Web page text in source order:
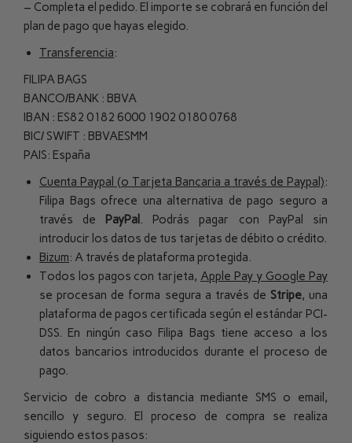
– Completa el pedido. El importe se cobrará en función del
plan de pago que hayas elegido.
Transferencia:
FILIPA BAGS
BANCO/BANK : BBVA
IBAN : ES82 0182 6000 1902 0180 0768
BIC/ SWIFT : BBVAESMM
PAIS: España
Cuenta Paypal (o Tarjeta Bancaria a través de Paypal):
Filipa Bags ofrece una alternativa de pago seguro a
través de PayPal . Podrás pagar con PayPal sin
introducir los datos de tus tarjetas de débito o crédito.
Bizum: A través de plataforma protegida.
Todos los pagos con tarjeta, Apple Pay y Google Pay
se procesan de forma segura a través de Stripe, una
plataforma de pagos certificada según el estándar PCI-
DSS. En ningún caso Filipa Bags tiene acceso a los
datos bancarios introducidos durante el proceso de
pago.
Servicio de cobro a distancia mediante SMS o email,
sencillo y seguro. El proceso de compra se realiza
siguiendo estos pasos: